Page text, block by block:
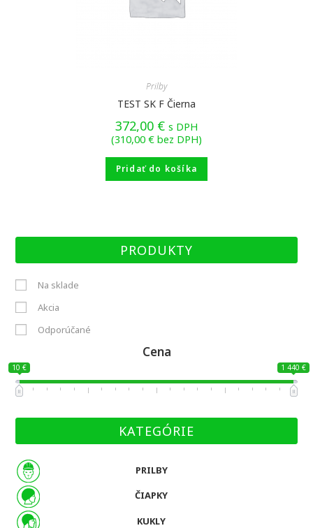
Prilby
TEST SK F Čierna
372,00 € s DPH
(310,00 € bez DPH)
Pridať do košíka
PRODUKTY
Cena
Na sklade
Akcia
Odporúčané
10 € 1 440 €
KATEGÓRIE
PRILBY
ČIAPKY
KUKLY